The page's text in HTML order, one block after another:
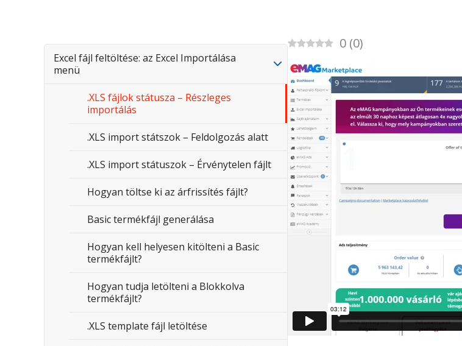
Excel fájl feltöltése: az Excel Importálása
menü
.XLS fájlok státusza – Részleges
importálás
.XLS import státszok – Feldolgozás alatt
.XLS import státuszok – Érvénytelen fájlt
Hogyan töltse ki az árfrissítés fájlt?
Basic termékfájl generálása
Hogyan kell helyesen kitölteni a Basic
termékfájlt?
Hogyan tudja letölteni a Blokkolva
termékfájlt?
.XLS template fájl letöltése
0 (0)